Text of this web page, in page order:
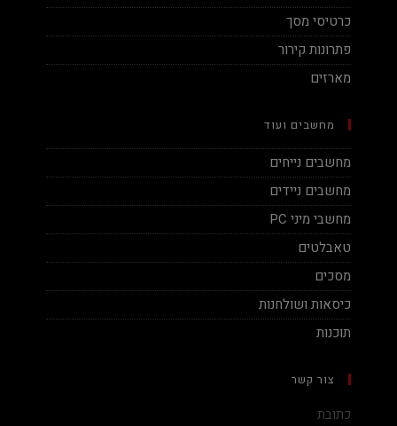
כרטיסי מסך
פתרונות קירור
מארזים
מחשבים ועוד
מחשבים נייחים
מחשבים ניידים
מחשבי מיני PC
טאבלטים
מסכים
כיסאות ושולחנות
תוכנות
צור קשר
כתובת